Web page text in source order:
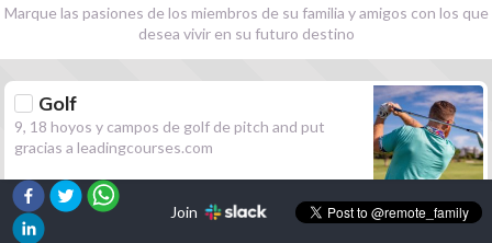
Marque las pasiones de los miembros de su familia y amigos con los que
desea vivir en su futuro destino
Golf
9, 18 hoyos y campos de golf de pitch and put
gracias a leadingcourses.com
Senderismo
Join